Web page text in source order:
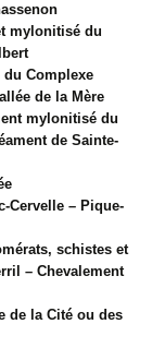
mylonitisé du
du Complexe
de la Mère
mylonitisé du
de Sainte-
Cervelle – Pique-
schistes et
– Chevalement
de la Cité ou des